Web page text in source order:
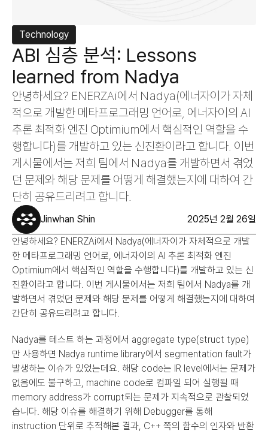
Technology
ABI 심층 분석: Lessons
learned from Nadya
안녕하세요? ENERZAi에서 Nadya(에너자이가 자체
적으로 개발한 메타프로그래밍 언어로, 에너자이의 AI
추론 최적화 엔진 Optimium에서 핵심적인 역할을 수
행합니다)를 개발하고 있는 신진환이라고 합니다. 이번
게시물에서는 저희 팀에서 Nadya를 개발하면서 겪었
던 문제와 해당 문제를 어떻게 해결했는지에 대하여 간
단히 공유드리려고 합니다.
Jinwhan Shin
2025년 2월 26일
안녕하세요? ENERZAi에서 Nadya(에너자이가 자체적으로 개발
한 메타프로그래밍 언어로, 에너자이의 AI 추론 최적화 엔진
Optimium에서 핵심적인 역할을 수행합니다)를 개발하고 있는 신
진환이라고 합니다. 이번 게시물에서는 저희 팀에서 Nadya를 개
발하면서 겪었던 문제와 해당 문제를 어떻게 해결했는지에 대하여
간단히 공유드리려고 합니다.
Nadya를 테스트 하는 과정에서 aggregate type(struct type)
만 사용하면 Nadya runtime library에서 segmentation fault가
발생하는 이슈가 있었는데요. 해당 code는 IR level에서는 문제가
없음에도 불구하고, machine code로 컴파일 되어 실행될 때
memory address가 corrupt되는 문제가 지속적으로 관찰되었
습니다. 해당 이슈를 해결하기 위해 Debugger를 통해
instruction 단위로 추적해본 결과, C++ 쪽의 함수의 인자와 반환